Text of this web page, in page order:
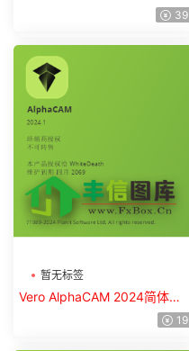
39
暂无标签
Vero AlphaCAM 2024简体中
19